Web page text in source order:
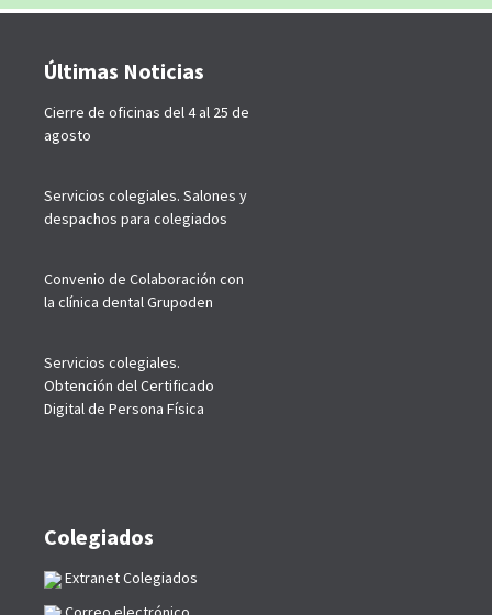
Últimas Noticias
Cierre de oficinas del 4 al 25 de
agosto
Servicios colegiales. Salones y
despachos para colegiados
Convenio de Colaboración con
la clínica dental Grupoden
Servicios colegiales.
Obtención del Certificado
Digital de Persona Física
Colegiados
Extranet Colegiados